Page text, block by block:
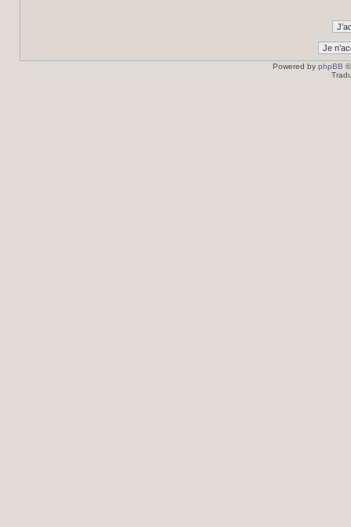
Powered by phpBB